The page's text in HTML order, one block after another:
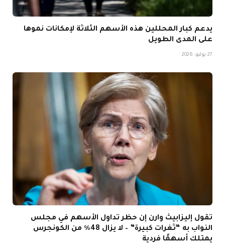
يدعم كبار المحللين هذه الأسهم الثلاثة لإمكانات نموها
على المدى الطويل
27 يوليو، 2026
تقول إليزابيث وارن إن حظر تداول الأسهم في مجلس
النواب به “ثغرات كبيرة” – لا يزال 48٪ من الكونجرس
يمتلك أسهمًا فردية